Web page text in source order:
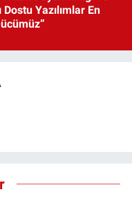
Dostu Yazılımlar En